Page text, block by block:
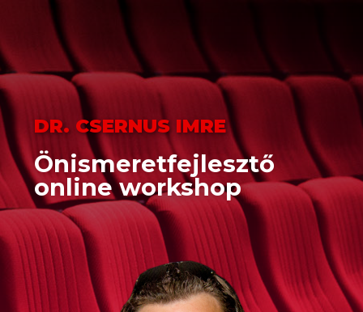
DR. CSERNUS IMRE
Önismeretfejlesztő
online workshop